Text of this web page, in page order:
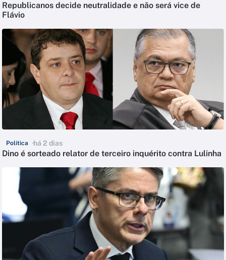
Republicanos decide neutralidade e não será vice de
Flávio
Política há 2 dias
Dino é sorteado relator de terceiro inquérito contra Lulinha